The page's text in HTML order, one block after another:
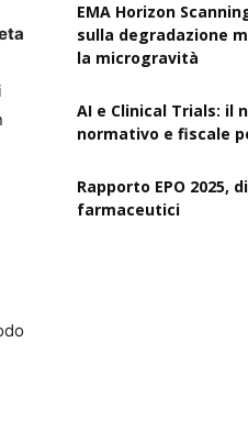
EMA Horizon
sulla degradazione
la microgravità
AI e Clinical Trials: il
normativo e fiscale
Rapporto EPO 2025,
farmaceutici